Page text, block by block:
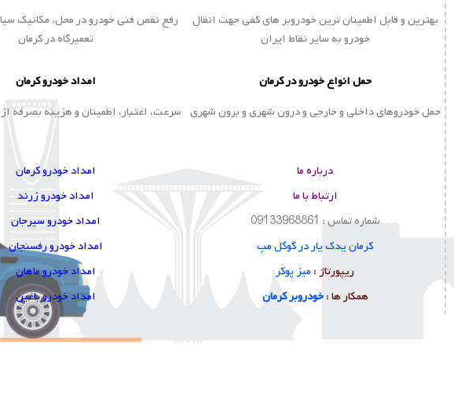
بهترین و قابل اطمینان ترین خودروبر های کفی جهت انقال
خودرو به سایر نقاط ایران
رفع نقص فنی خودرو در محل، مکانیک
تعمیرگاه در کرمان
حمل انواع خودرو در کرمان
حمل خودروهای داخلی و خارجی و درون شهری و برون شهری
امداد خودرو کرمان
سرعت، اعتبار، اطمینان و هزینه بصرفه
درباره ما
ارتباط با ما
شماره تماس : 09133968861
کرمان یدک یار در گوگل مپ
ریپورتاژ : میز پوکر
همکار ها :خودروبر کرمان
امداد خودرو کرمان
امداد خودرو زرند
امداد خودرو سیرجان
امداد خودرو رفسنجان
امداد خودرو ماهان
امداد خودرو باغین